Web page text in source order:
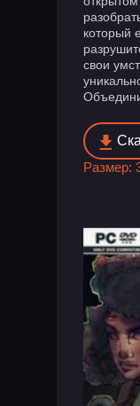
который
свои
Размер: